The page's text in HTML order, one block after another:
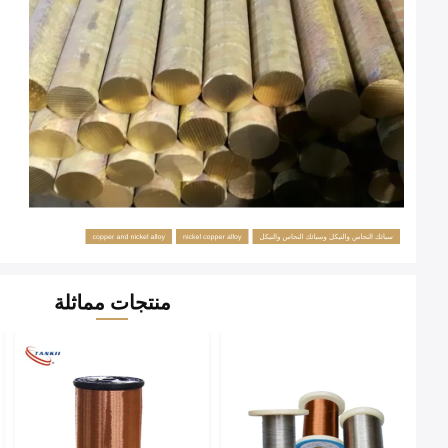
سبائك النحاس والنيكل وسبائك النحاس والنيكل nickel copper alloy
copper and nickel alloy
منتجات مماثلة